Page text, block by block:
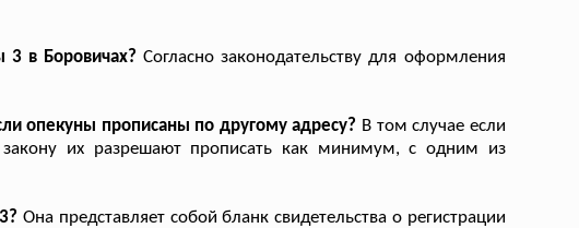
в Боровичах? Согласно законодательству для оформления
опекуны прописаны по другому адресу? В том случае если
их разрешают прописать как минимум, с одним из
Она представляет собой бланк свидетельства о регистрации